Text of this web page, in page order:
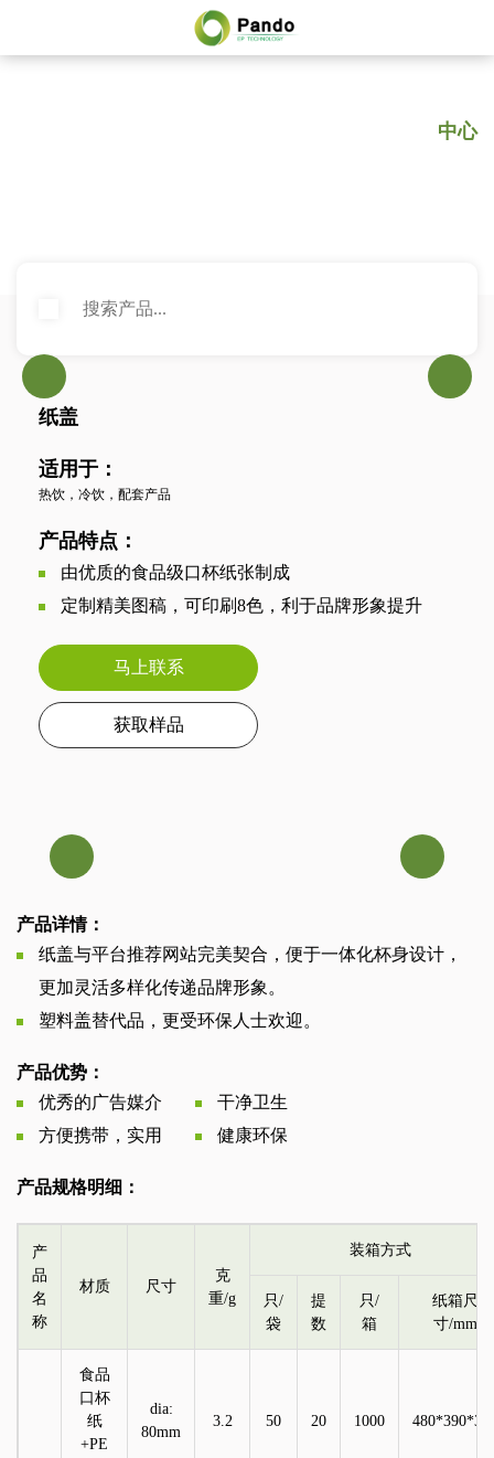
中心
纸盖
适用于：
热饮，冷饮，配套产品
产品特点：
由优质的食品级口杯纸张制成
定制精美图稿，可印刷8色，利于品牌形象提升
马上联系
获取样品
产品详情：
纸盖与平台推荐网站完美契合，便于一体化杯身设计，
更加灵活多样化传递品牌形象。
塑料盖替代品，更受环保人士欢迎。
产品优势：
优秀的广告媒介
干净卫生
方便携带，实用
健康环保
产品规格明细：
产
品
名
称
材质 尺寸
克
重/g
装箱方式
只/
袋
提
数
只/
箱
纸箱尺
寸/mm
食品
口杯
纸
+PE
dia:
80mm
3.2 50 20 1000